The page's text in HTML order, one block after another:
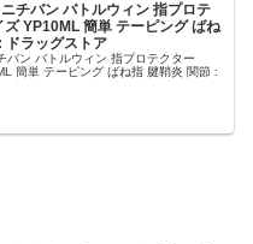
チバン バトルウィン 指プロテ
ズ YP10ML 簡単 テーピング ばね
ドラッグストア
バン バトルウィン 指プロテクター
簡単 テーピング ばね指 腱鞘炎 関節 :